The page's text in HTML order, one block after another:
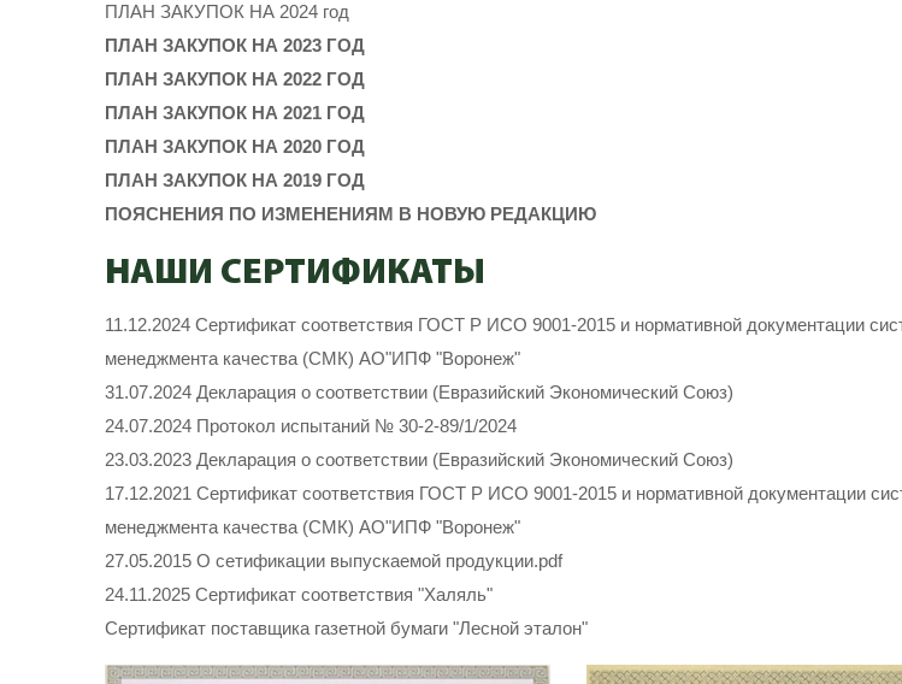
ПЛАН ЗАКУПОК НА 2024 год
ПЛАН ЗАКУПОК НА 2023 ГОД
ПЛАН ЗАКУПОК НА 2022 ГОД
ПЛАН ЗАКУПОК НА 2021 ГОД
ПЛАН ЗАКУПОК НА 2020 ГОД
ПЛАН ЗАКУПОК НА 2019 ГОД
ПОЯСНЕНИЯ ПО ИЗМЕНЕНИЯМ В НОВУЮ РЕДАКЦИЮ
НАШИ СЕРТИФИКАТЫ
11.12.2024 Сертификат соответствия ГОСТ Р ИСО 9001-2015 и нормативной документации
менеджмента качества (СМК) АО"ИПФ "Воронеж"
31.07.2024 Декларация о соответствии (Евразийский Экономический Союз)
24.07.2024 Протокол испытаний № 30-2-89/1/2024
23.03.2023 Декларация о соответствии (Евразийский Экономический Союз)
17.12.2021 Сертификат соответствия ГОСТ Р ИСО 9001-2015 и нормативной документации
менеджмента качества (СМК) АО"ИПФ "Воронеж"
27.05.2015 О сетификации выпускаемой продукции.pdf
24.11.2025 Сертификат соответствия "Халяль"
Сертификат поставщика газетной бумаги "Лесной эталон"